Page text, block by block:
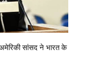
सांसद ने भारत के